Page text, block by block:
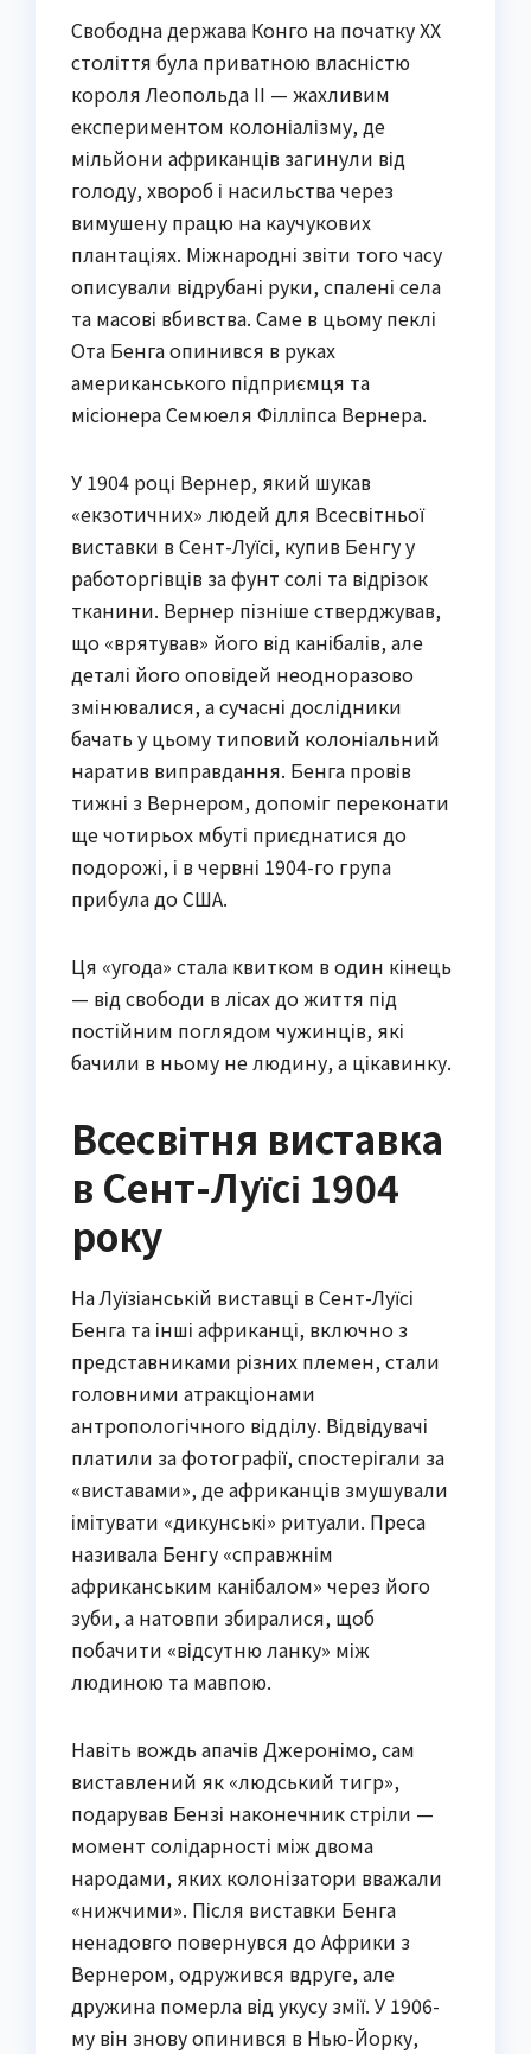
Свободна держава Конго на початку XX
століття була приватною власністю
короля Леопольда II — жахливим
експериментом колоніалізму, де
мільйони африканців загинули від
голоду, хвороб і насильства через
вимушену працю на каучукових
плантаціях. Міжнародні звіти того часу
описували відрубані руки, спалені села
та масові вбивства. Саме в цьому пеклі
Ота Бенга опинився в руках
американського підприємця та
місіонера Семюеля Філліпса Вернера.
У 1904 році Вернер, який шукав
«екзотичних» людей для Всесвітньої
виставки в Сент-Луїсі, купив Бенгу у
работоргівців за фунт солі та відрізок
тканини. Вернер пізніше стверджував,
що «врятував» його від канібалів, але
деталі його оповідей неодноразово
змінювалися, а сучасні дослідники
бачать у цьому типовий колоніальний
наратив виправдання. Бенга провів
тижні з Вернером, допоміг переконати
ще чотирьох мбуті приєднатися до
подорожі, і в червні 1904-го група
прибула до США.
Ця «угода» стала квитком в один кінець
— від свободи в лісах до життя під
постійним поглядом чужинців, які
бачили в ньому не людину, а цікавинку.
Всесвітня виставка
в Сент-Луїсі 1904
року
На Луїзіанській виставці в Сент-Луїсі
Бенга та інші африканці, включно з
представниками різних племен, стали
головними атракціонами
антропологічного відділу. Відвідувачі
платили за фотографії, спостерігали за
«виставами», де африканців змушували
імітувати «дикунські» ритуали. Преса
називала Бенгу «справжнім
африканським канібалом» через його
зуби, а натовпи збиралися, щоб
побачити «відсутню ланку» між
людиною та мавпою.
Навіть вождь апачів Джеронімо, сам
виставлений як «людський тигр»,
подарував Бензі наконечник стріли —
момент солідарності між двома
народами, яких колонізатори вважали
«нижчими». Після виставки Бенга
ненадовго повернувся до Африки з
Вернером, одружився вдруге, але
дружина померла від укусу змії. У 1906-
му він знову опинився в Нью-Йорку,